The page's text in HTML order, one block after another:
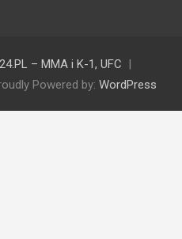
– MMA i K-1, UFC
Powered by: WordPress